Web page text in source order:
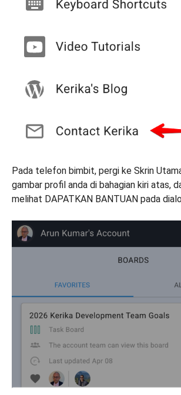
Pada telefon bimbit, pergi ke Skrin
gambar profil anda di bahagian kiri atas,
melihat DAPATKAN BANTUAN pada